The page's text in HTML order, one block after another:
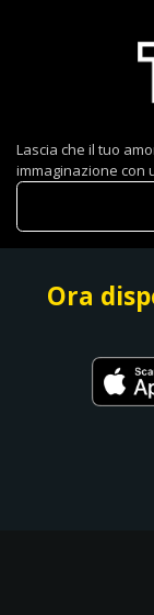
Lascia che il tuo
immaginazione con
Ora